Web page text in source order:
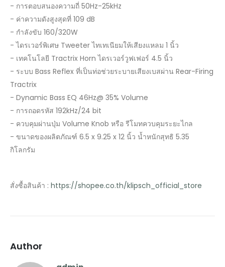
- การตอบสนองความถี่ 50Hz-25kHz
- ค่าความดังสูงสุดที่ 109 dB
- กำลังขับ 160/320W
- ไดรเวอร์พิเศษ Tweeter ไทเทเนียมให้เสียงแหลม 1 นิ้ว
- เทคโนโลยี Tractrix Horn ไดรเวอร์วูฟเฟอร์ 4.5 นิ้ว
- ระบบ Bass Reflex ที่เป็นท่อช่วยระบายเสียงเบสผ่าน Rear-Firing
Tractrix
- Dynamic Bass EQ 46Hz@ 35% Volume
- การถอดรหัส 192kHz/24 bit
- ควบคุมผ่านปุ่ม Volume Knob หรือ รีโมทควบคุมระยะไกล
- ขนาดของผลิตภัณฑ์ 6.5 x 9.25 x 12 นิ้ว น้ำหนักสุทธิ 5.35
กิโลกรัม
สั่งซื้อสินค้า : https://shopee.co.th/klipsch_official_store
Author